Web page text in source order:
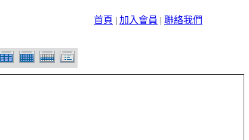
首頁 | 加入會員 | 聯絡我們